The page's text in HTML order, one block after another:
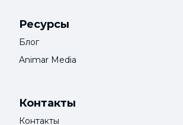
Ресурсы
Блог
Animar Media
Контакты
Контакты